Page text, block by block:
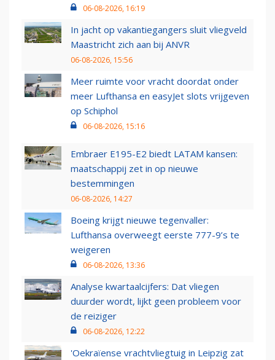
06-08-2026, 16:19
In jacht op vakantiegangers sluit vliegveld
Maastricht zich aan bij ANVR
06-08-2026, 15:56
Meer ruimte voor vracht doordat onder
meer Lufthansa en easyJet slots vrijgeven
op Schiphol
06-08-2026, 15:16
Embraer E195-E2 biedt LATAM kansen:
maatschappij zet in op nieuwe
bestemmingen
06-08-2026, 14:27
Boeing krijgt nieuwe tegenvaller:
Lufthansa overweegt eerste 777-9’s te
weigeren
06-08-2026, 13:36
Analyse kwartaalcijfers: Dat vliegen
duurder wordt, lijkt geen probleem voor
de reiziger
06-08-2026, 12:22
'Oekraïense vrachtvliegtuig in Leipzig zat